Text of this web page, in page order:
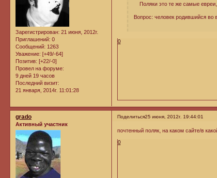
Зарегистрирован: 21 июня, 2012г.
Приглашений: 0
Сообщений: 1263
Уважение: [+49/-64]
Позитив: [+22/-0]
Провел на форуме:
9 дней 19 часов
Последний визит:
21 января, 2014г. 11:01:28
Поляки это те же самые евреи,
Вопрос: человек родившийся во
0
Поделиться25 июня, 2012г. 19:44:01
grado
Активный участник
почтенный поляк, на каком сайте/в
0